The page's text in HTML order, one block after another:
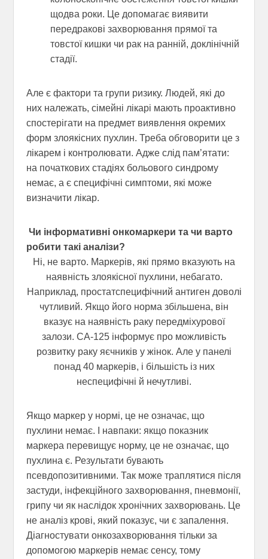
щодва роки. Це допомагає виявити
передракові захворювання прямої та
товстої кишки чи рак на ранній, доклінічній
стадії.
Але є фактори та групи ризику. Людей, які до
них належать, сімейні лікарі мають проактивно
спостерігати на предмет виявлення окремих
форм злоякісних пухлин. Треба обговорити це з
лікарем і контролювати. Адже слід пам’ятати:
на початкових стадіях больового синдрому
немає, а є специфічні симптоми, які може
визначити лікар.
Чи інформативні онкомаркери та чи варто
робити такі аналізи?
Ні, не варто. Маркерів, які прямо вказують на
наявність злоякісної пухлини, небагато.
Наприклад, простатспецифічний антиген доволі
чутливий. Якщо його норма збільшена, він
вказує на наявність раку передміхурової
залози. СА-125 інформує про можливість
розвитку раку яєчників у жінок. Але у панелі
понад 40 маркерів, і більшість із них
неспецифічні й нечутливі.
Якщо маркер у нормі, це не означає, що
пухлини немає. І навпаки: якщо показник
маркера перевищує норму, це не означає, що
пухлина є. Результати бувають
псевдопозитивними. Так може траплятися після
застуди, інфекційного захворювання, пневмонії,
грипу чи як наслідок хронічних захворювань. Це
не аналіз крові, який показує, чи є запалення.
Діагностувати онкозахворювання тільки за
допомогою маркерів немає сенсу, тому